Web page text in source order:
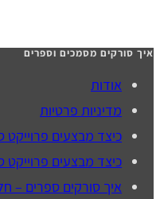
איך סורקים מסמכים וספרים
אודות
מדיניות פרטיות
כיצד מבצעים פרוייקט
כיצד מבצעים פרוייקט
איך סורקים ספרים –